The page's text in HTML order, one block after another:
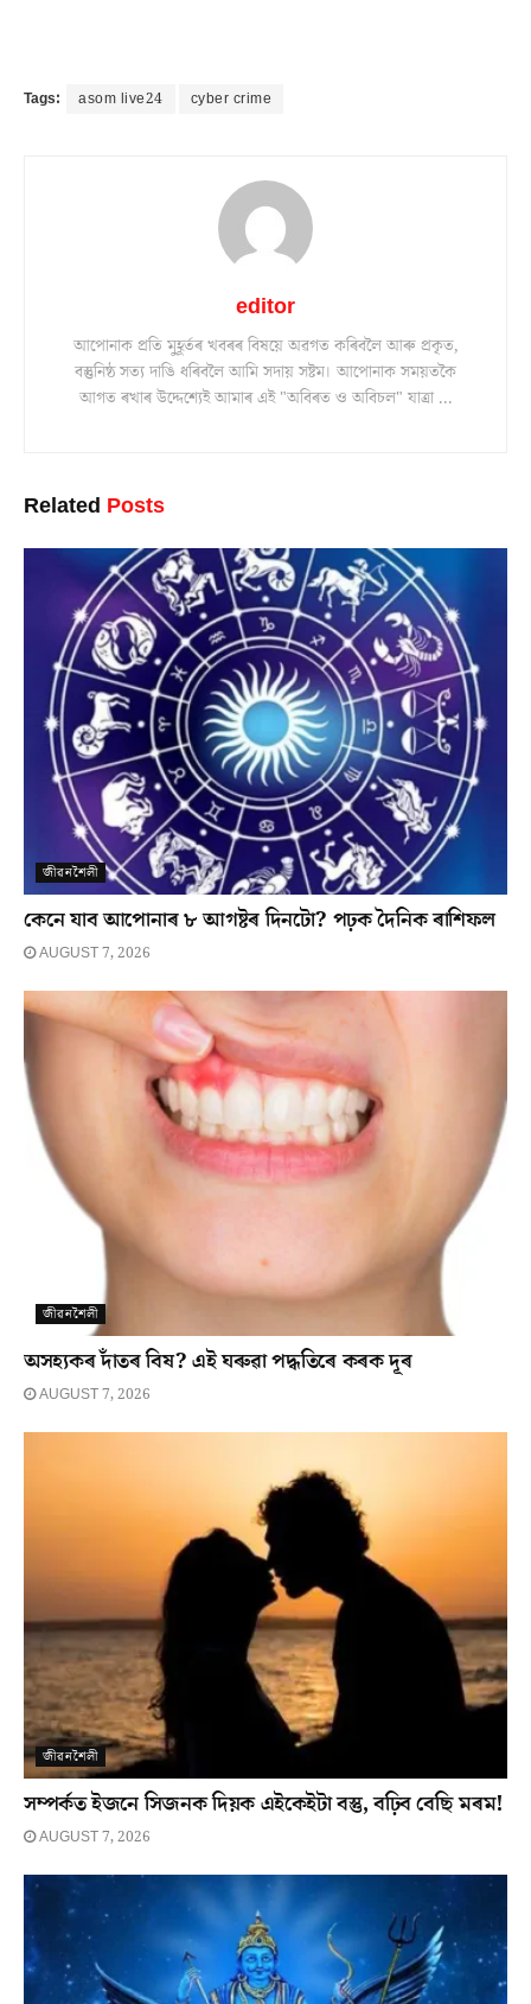
Tags: asom live24 cyber crime
editor
আপোনাক প্ৰতি মুহূৰ্তৰ খবৰৰ বিষয়ে অৱগত কৰিবলৈ আৰু প্ৰকৃত,
বস্তুনিষ্ঠ সত্য দাঙি ধৰিবলৈ আমি সদায় সষ্টম। আপোনাক সময়তকৈ
আগত ৰখাৰ উদ্দেশ্যেই আমাৰ এই "অবিৰত ও অবিচল" যাত্ৰা ...
Related Posts
জীৱনশৈলী
কেনে যাব আপোনাৰ ৮ আগষ্টৰ দিনটো? পঢ়ক দৈনিক ৰাশিফল
AUGUST 7, 2026
জীৱনশৈলী
অসহ্যকৰ দাঁতৰ বিষ? এই ঘৰুৱা পদ্ধতিৰে কৰক দূৰ
AUGUST 7, 2026
জীৱনশৈলী
সম্পৰ্কত ইজনে সিজনক দিয়ক এইকেইটা বস্তু, বঢ়িব বেছি মৰম!
AUGUST 7, 2026